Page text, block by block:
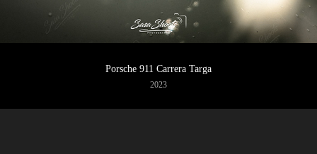
Porsche 911 Carrera Targa
2023